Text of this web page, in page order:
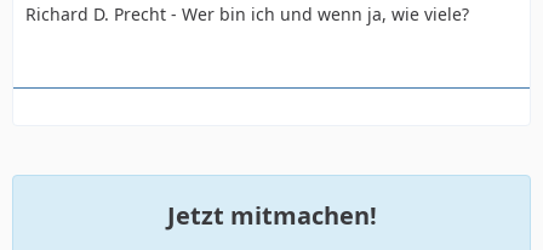
Richard D. Precht - Wer bin ich und wenn ja, wie viele?
Jetzt mitmachen!